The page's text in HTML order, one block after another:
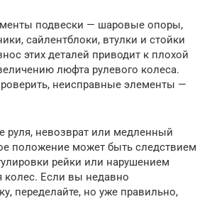
подвески — шаровые опоры,
сайлентблоки, втулки и стойки
этих деталей приводит к плохой
люфта рулевого колеса.
неисправные элементы —
руля, невозврат или медленный
положение может быть следствием
рейки или нарушением
колес. Если вы недавно
переделайте, но уже правильно,